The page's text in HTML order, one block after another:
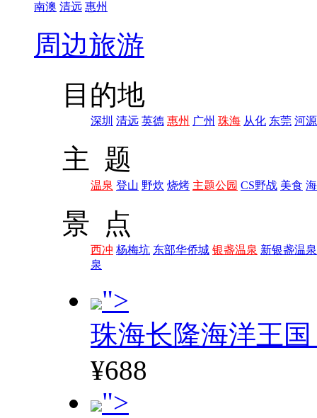
南澳 清远 惠州
周边旅游
目的地
深圳 清远 英德 惠州 广州 珠海 从化 东莞 河源
主 题
温泉 登山 野炊 烧烤 主题公园 CS野战 美食
景 点
西冲 杨梅坑 东部华侨城 银盏温泉 新银盏温泉
泉
">
珠海长隆海洋王
¥688
">